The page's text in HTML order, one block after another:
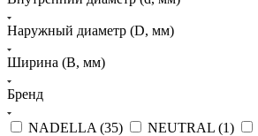
Наружный диаметр (D, мм)
Ширина (B, мм)
Бренд
NADELLA (35) NEUTRAL (1)